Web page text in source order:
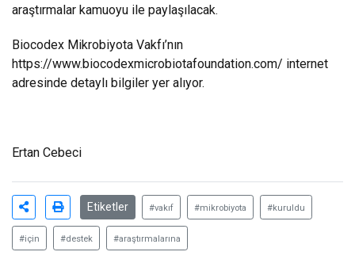
araştırmalar kamuoyu ile paylaşılacak.
Biocodex Mikrobiyota Vakfı’nın
https://www.biocodexmicrobiotafoundation.com/ internet
adresinde detaylı bilgiler yer alıyor.
Ertan Cebeci
Etiketler #vakıf #mikrobiyota #kuruldu
#için #destek #araştırmalarına